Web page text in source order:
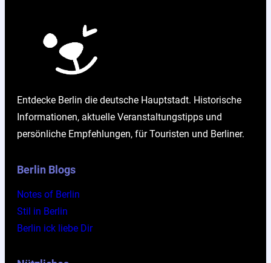
Entdecke Berlin die deutsche Hauptstadt. Historische
Informationen, aktuelle Veranstaltungstipps und
persönliche Empfehlungen, für Touristen und Berliner.
Berlin Blogs
Notes of Berlin
Stil in Berlin
Berlin ick liebe Dir